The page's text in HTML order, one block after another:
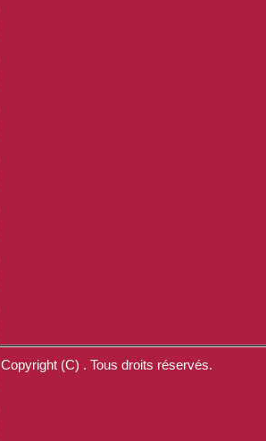
Copyright (C) . Tous droits réservés.